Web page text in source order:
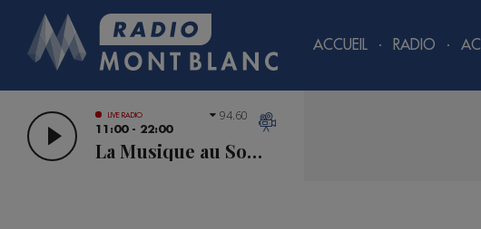
ACCUEIL RADIO
LIVE RADIO
11:00 - 22:00
La Musique au Sommet
94.60